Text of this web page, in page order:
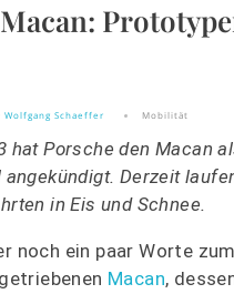
Wolfgang Schaeffer Mobilität
hat Porsche den Macan
Derzeit
in Eis und Schnee.
noch ein paar Worte zum
Macan,